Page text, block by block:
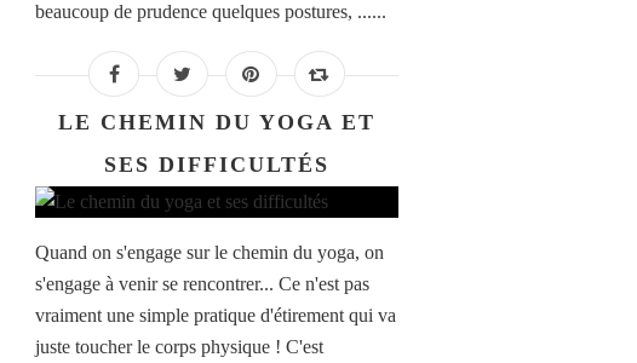
beaucoup de prudence quelques postures, ......
LE CHEMIN DU YOGA ET
SES DIFFICULTÉS
Quand on s'engage sur le chemin du yoga, on
s'engage à venir se rencontrer... Ce n'est pas
vraiment une simple pratique d'étirement qui va
juste toucher le corps physique ! C'est